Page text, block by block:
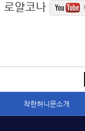
로얄코나
착한허니문소개